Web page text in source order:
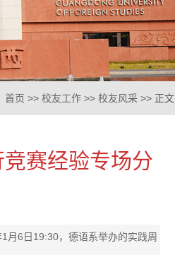
首页 >> 校友工作 >> 校友风采 >> 正文
赛经验专场分
6日19:30，德语系举办的实践周